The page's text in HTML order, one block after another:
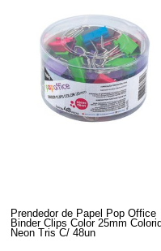
Prendedor de Papel Pop Office
Binder Clips Color 25mm
Neon Tris C/ 48un